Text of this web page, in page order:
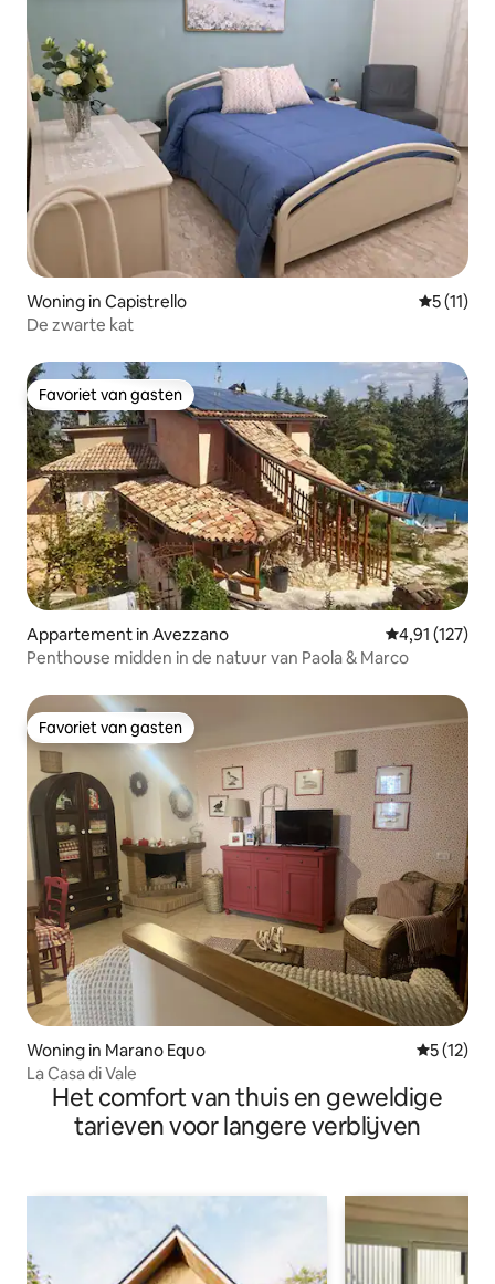
Woning in Capistrello
5 (11)
De zwarte kat
Favoriet van gasten
Favoriet van gasten
Appartement in Avezzano Gemiddelde
4,91 (127)
Penthouse midden in de natuur van Paola & Marco
Favoriet van gasten
Favoriet van gasten
Woning in Marano Equo
5 (12)
La Casa di Vale
Het comfort van thuis en geweldige
tarieven voor langere verblijven